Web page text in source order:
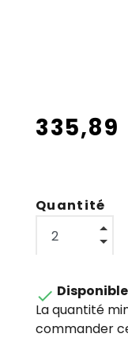
335,89
Quantité
 Disponible
La quantité
commander